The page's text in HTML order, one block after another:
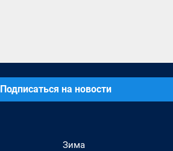
Подписаться на новости
Зима